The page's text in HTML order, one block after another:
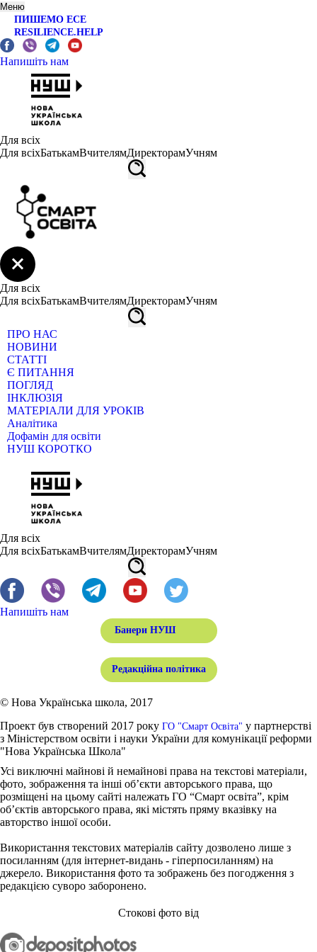
Меню
ПИШЕМО ЕСЕ
RESILIENCE.HELP
Напишіть нам
Для всіх
Для всіхБатькамВчителямДиректорамУчням
Для всіх
Для всіхБатькамВчителямДиректорамУчням
ПРО НАС
НОВИНИ
СТАТТІ
Є ПИТАННЯ
ПОГЛЯД
ІНКЛЮЗІЯ
МАТЕРІАЛИ ДЛЯ УРОКІВ
Аналітика
Дофамін для освіти
НУШ КОРОТКО
Для всіх
Для всіхБатькамВчителямДиректорамУчням
Напишіть нам
Банери НУШ
Редакційна політика
© Нова Українська школа, 2017
Проект був створений 2017 року ГО "Смарт Освіта" у партнерстві
з Міністерством освіти і науки України для комунікації реформи
"Нова Українська Школа"
Усі виключні майнові й немайнові права на текстові матеріали,
фото, зображення та інші об’єкти авторського права, що
розміщені на цьому сайті належать ГО “Смарт освіта”, крім
об’єктів авторського права, які містять пряму вказівку на
авторство іншої особи.
Використання текстових матеріалів сайту дозволено лише з
посиланням (для інтернет-видань - гіперпосиланням) на
джерело. Використання фото та зображень без погодження з
редакцією суворо заборонено.
Стокові фото від